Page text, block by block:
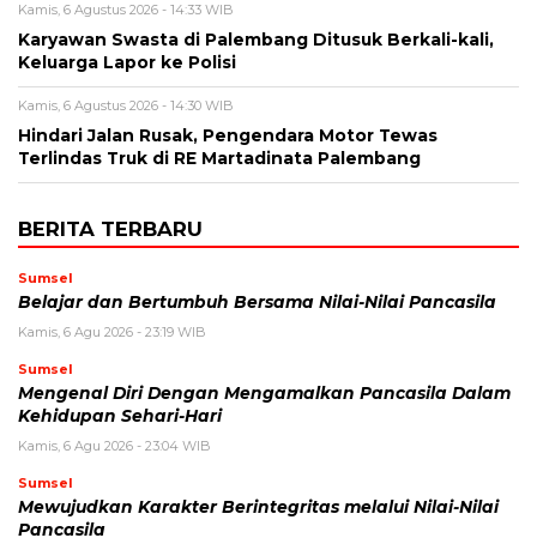
Kamis, 6 Agustus 2026 - 14:33 WIB
Karyawan Swasta di Palembang Ditusuk Berkali-kali,
Keluarga Lapor ke Polisi
Kamis, 6 Agustus 2026 - 14:30 WIB
Hindari Jalan Rusak, Pengendara Motor Tewas
Terlindas Truk di RE Martadinata Palembang
BERITA TERBARU
Sumsel
Belajar dan Bertumbuh Bersama Nilai-Nilai Pancasila
Kamis, 6 Agu 2026 - 23:19 WIB
Sumsel
Mengenal Diri Dengan Mengamalkan Pancasila Dalam
Kehidupan Sehari-Hari
Kamis, 6 Agu 2026 - 23:04 WIB
Sumsel
Mewujudkan Karakter Berintegritas melalui Nilai-Nilai
Pancasila